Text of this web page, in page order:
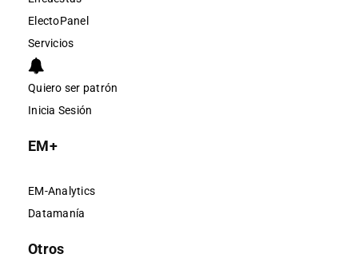
ElectoPanel
Servicios
Quiero ser patrón
Inicia Sesión
EM+
EM-Analytics
Datamanía
Otros